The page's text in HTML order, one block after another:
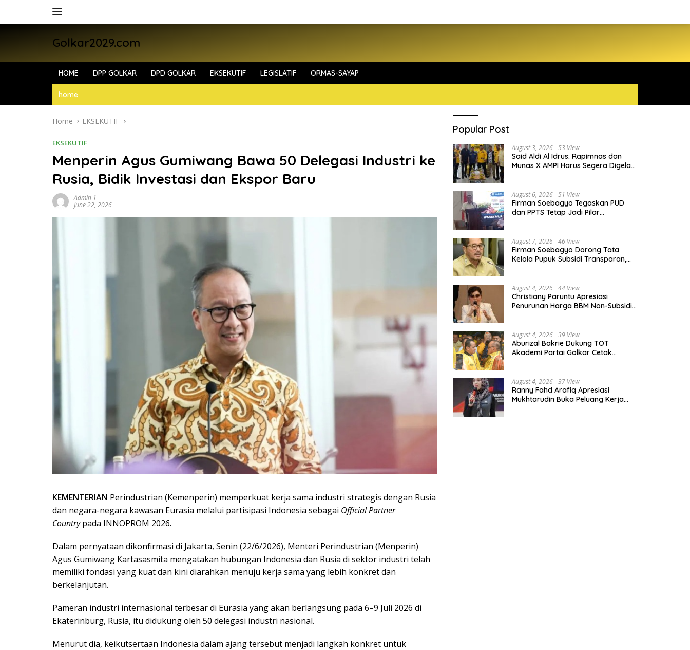
Golkar2029.com
HOME DPP GOLKAR DPD GOLKAR EKSEKUTIF LEGISLATIF ORMAS-SAYAP
home
Home EKSEKUTIF
EKSEKUTIF
Menperin Agus Gumiwang Bawa 50 Delegasi Industri ke
Rusia, Bidik Investasi dan Ekspor Baru
Admin 1
June 22, 2026
KEMENTERIAN Perindustrian (Kemenperin) memperkuat kerja sama industri strategis dengan Rusia
dan negara-negara kawasan Eurasia melalui partisipasi Indonesia sebagai Official Partner
Countrypada INNOPROM 2026.
Dalam pernyataan dikonfirmasi di Jakarta, Senin (22/6/2026), Menteri Perindustrian (Menperin)
Agus Gumiwang Kartasasmita mengatakan hubungan Indonesia dan Rusia di sektor industri telah
memiliki fondasi yang kuat dan kini diarahkan menuju kerja sama yang lebih konkret dan
berkelanjutan.
Pameran industri internasional terbesar di Eurasia yang akan berlangsung pada 6–9 Juli 2026 di
Ekaterinburg, Rusia, itu didukung oleh 50 delegasi industri nasional.
Menurut dia, keikutsertaan Indonesia dalam ajang tersebut menjadi langkah konkret untuk
Popular Post
August 3, 2026 53 View
Said Aldi Al Idrus: Rapimnas dan
Munas X AMPI Harus Segera Digelar
August 6, 2026 51 View
Firman Soebagyo Tegaskan PUD
dan PPTS Tetap Jadi Pilar
August 7, 2026 46 View
Firman Soebagyo Dorong Tata
Kelola Pupuk Subsidi Transparan,
August 4, 2026 44 View
Christiany Paruntu Apresiasi
Penurunan Harga BBM Non-Subsidi,
August 4, 2026 39 View
Aburizal Bakrie Dukung TOT
Akademi Partai Golkar Cetak
August 4, 2026 37 View
Ranny Fahd Arafiq Apresiasi
Mukhtarudin Buka Peluang Kerja